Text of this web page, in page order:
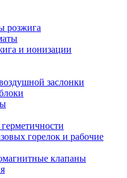
розжига
и ионизации
заслонки
горелок и рабочие
клапаны